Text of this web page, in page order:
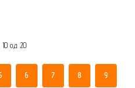
10 од 20
6 7 8 9